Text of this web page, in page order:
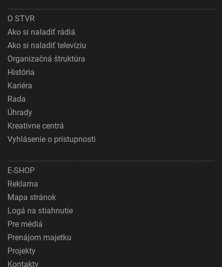
O STVR
Ako si naladiť rádiá
Ako si naladiť televíziu
Organizačná štruktúra
História
Kariéra
Rada
Úhrady
Kreatívne centrá
Vyhlásenie o prístupnosti
E-SHOP
Reklama
Mapa stránok
Logá na stiahnutie
Pre médiá
Prenájom majetku
Projekty
Kontakty